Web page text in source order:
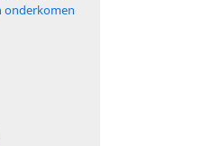
onderkomen